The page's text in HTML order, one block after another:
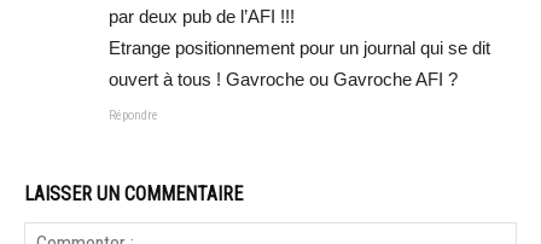
par deux pub de l’AFI !!!
Etrange positionnement pour un journal qui se dit
ouvert à tous ! Gavroche ou Gavroche AFI ?
Répondre
LAISSER UN COMMENTAIRE